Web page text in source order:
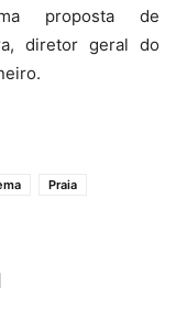
proposta de
, diretor geral do
Praia